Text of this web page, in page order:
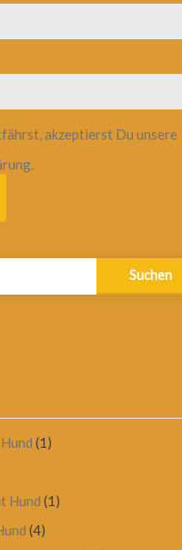
akzeptierst Du unsere
(1)
Hund (1)
(4)